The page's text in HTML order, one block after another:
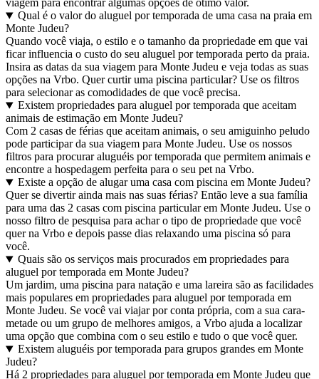
viagem para encontrar algumas opções de ótimo valor.
Qual é o valor do aluguel por temporada de uma casa na praia em
Monte Judeu?
Quando você viaja, o estilo e o tamanho da propriedade em que vai
ficar influencia o custo do seu aluguel por temporada perto da praia.
Insira as datas da sua viagem para Monte Judeu e veja todas as suas
opções na Vrbo. Quer curtir uma piscina particular? Use os filtros
para selecionar as comodidades de que você precisa.
Existem propriedades para aluguel por temporada que aceitam
animais de estimação em Monte Judeu?
Com 2 casas de férias que aceitam animais, o seu amiguinho peludo
pode participar da sua viagem para Monte Judeu. Use os nossos
filtros para procurar aluguéis por temporada que permitem animais e
encontre a hospedagem perfeita para o seu pet na Vrbo.
Existe a opção de alugar uma casa com piscina em Monte Judeu?
Quer se divertir ainda mais nas suas férias? Então leve a sua família
para uma das 2 casas com piscina particular em Monte Judeu. Use o
nosso filtro de pesquisa para achar o tipo de propriedade que você
quer na Vrbo e depois passe dias relaxando uma piscina só para
você.
Quais são os serviços mais procurados em propriedades para
aluguel por temporada em Monte Judeu?
Um jardim, uma piscina para natação e uma lareira são as facilidades
mais populares em propriedades para aluguel por temporada em
Monte Judeu. Se você vai viajar por conta própria, com a sua cara-
metade ou um grupo de melhores amigos, a Vrbo ajuda a localizar
uma opção que combina com o seu estilo e tudo o que você quer.
Existem aluguéis por temporada para grupos grandes em Monte
Judeu?
Há 2 propriedades para aluguel por temporada em Monte Judeu que